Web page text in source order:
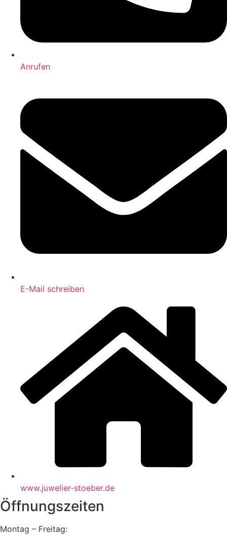
Anrufen
E-Mail schreiben
www.juwelier-stoeber.de
Öffnungszeiten
Montag – Freitag: